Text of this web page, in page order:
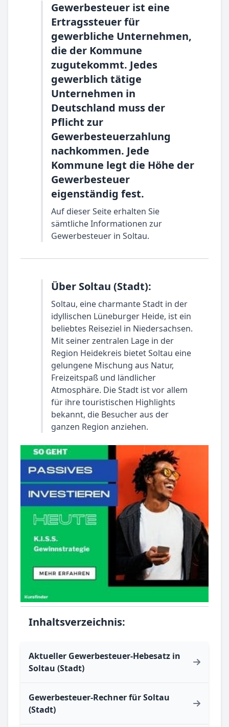
Gewerbesteuer ist eine
Ertragssteuer für
gewerbliche Unternehmen,
die der Kommune
zugutekommt. Jedes
gewerblich tätige
Unternehmen in
Deutschland muss der
Pflicht zur
Gewerbesteuerzahlung
nachkommen. Jede
Kommune legt die Höhe der
Gewerbesteuer
eigenständig fest.
Auf dieser Seite erhalten Sie
sämtliche Informationen zur
Gewerbesteuer in Soltau.
Über Soltau (Stadt):
Soltau, eine charmante Stadt in der
idyllischen Lüneburger Heide, ist ein
beliebtes Reiseziel in Niedersachsen.
Mit seiner zentralen Lage in der
Region Heidekreis bietet Soltau eine
gelungene Mischung aus Natur,
Freizeitspaß und ländlicher
Atmosphäre. Die Stadt ist vor allem
für ihre touristischen Highlights
bekannt, die Besucher aus der
ganzen Region anziehen.
Inhaltsverzeichnis:
Aktueller Gewerbesteuer-Hebesatz in
Soltau (Stadt)
Gewerbesteuer-Rechner für Soltau
(Stadt)